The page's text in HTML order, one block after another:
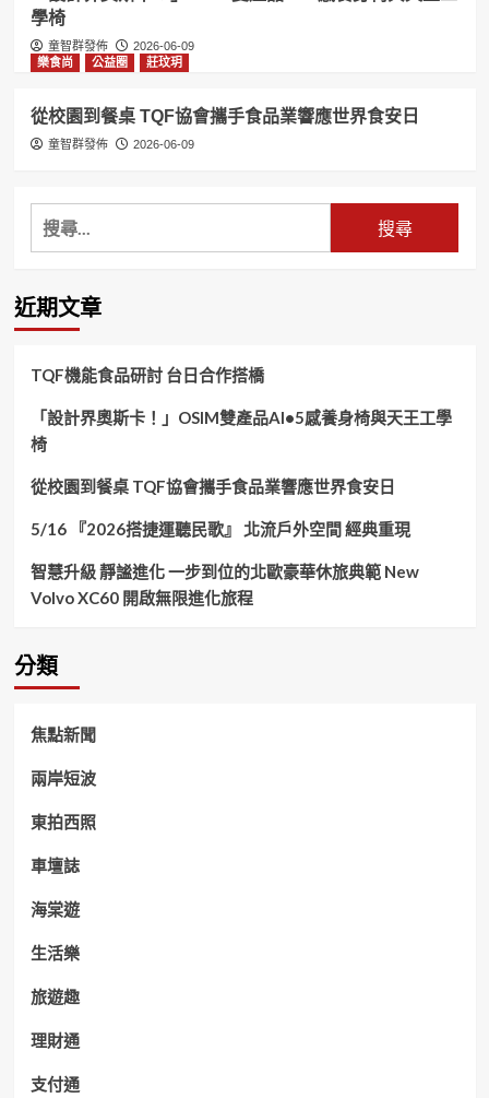
學椅
童智群發佈
2026-06-09
樂食尚
公益圈 莊玟玥
從校園到餐桌 TQF協會攜手食品業響應世界食安日
童智群發佈 2026-06-09
搜
尋
鍵
字:
近期文章
TQF機能食品研討 台日合作搭橋
「設計界奧斯卡！」OSIM雙產品AI•5感養身椅與天王工學
椅
從校園到餐桌 TQF協會攜手食品業響應世界食安日
5/16 『2026搭捷運聽民歌』 北流戶外空間 經典重現
智慧升級 靜謐進化 一步到位的北歐豪華休旅典範 New
Volvo XC60 開啟無限進化旅程
分類
焦點新聞
兩岸短波
東拍西照
車壇誌
海棠遊
生活樂
旅遊趣
理財通
支付通